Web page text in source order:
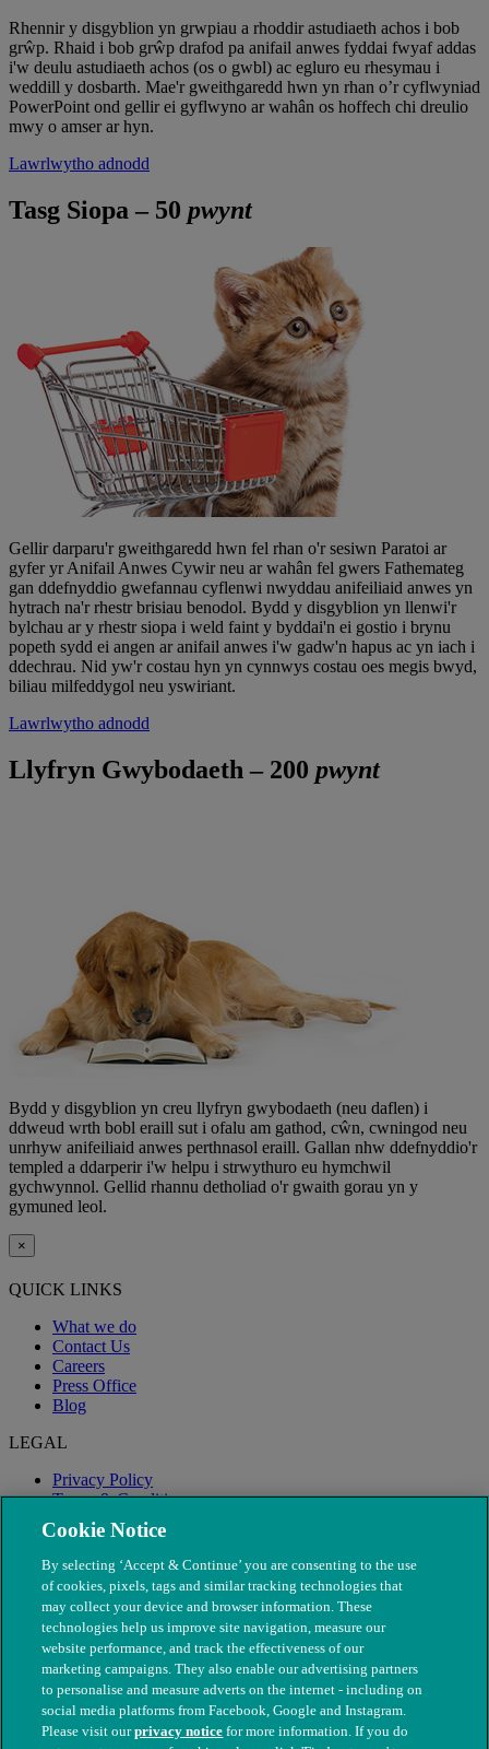
Rhennir y disgyblion yn grwpiau a rhoddir astudiaeth achos i bob
grŵp. Rhaid i bob grŵp drafod pa anifail anwes fyddai fwyaf addas
i'w deulu astudiaeth achos (os o gwbl) ac egluro eu rhesymau i
weddill y dosbarth. Mae'r gweithgaredd hwn yn rhan o’r cyflwyniad
PowerPoint ond gellir ei gyflwyno ar wahân os hoffech chi dreulio
mwy o amser ar hyn.
Lawrlwytho adnodd
Tasg Siopa – 50 pwynt
Gellir darparu'r gweithgaredd hwn fel rhan o'r sesiwn Paratoi ar
gyfer yr Anifail Anwes Cywir neu ar wahân fel gwers Fathemateg
gan ddefnyddio gwefannau cyflenwi nwyddau anifeiliaid anwes yn
hytrach na'r rhestr brisiau benodol. Bydd y disgyblion yn llenwi'r
bylchau ar y rhestr siopa i weld faint y byddai'n ei gostio i brynu
popeth sydd ei angen ar anifail anwes i'w gadw'n hapus ac yn iach i
ddechrau. Nid yw'r costau hyn yn cynnwys costau oes megis bwyd,
biliau milfeddygol neu yswiriant.
Lawrlwytho adnodd
Llyfryn Gwybodaeth – 200 pwynt
Bydd y disgyblion yn creu llyfryn gwybodaeth (neu daflen) i
ddweud wrth bobl eraill sut i ofalu am gathod, cŵn, cwningod neu
unrhyw anifeiliaid anwes perthnasol eraill. Gallan nhw ddefnyddio'r
templed a ddarperir i'w helpu i strwythuro eu hymchwil
gychwynnol. Gellid rhannu detholiad o'r gwaith gorau yn y
gymuned leol.
×
QUICK LINKS
What we do
Contact Us
Careers
Press Office
Blog
LEGAL
Privacy Policy
Terms & Conditions
Modern Slavery
Cookie Notice
By selecting ‘Accept & Continue’ you are consenting to the use
of cookies, pixels, tags and similar tracking technologies that
may collect your device and browser information. These
technologies help us improve site navigation, measure our
website performance, and track the effectiveness of our
marketing campaigns. They also enable our advertising partners
to personalise and measure adverts on the internet - including on
social media platforms from Facebook, Google and Instagram.
Please visit ourprivacy notice for more information. If you do